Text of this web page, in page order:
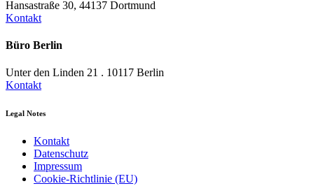
Hansastraße 30, 44137 Dortmund
Kontakt
Büro Berlin
Unter den Linden 21 . 10117 Berlin
Kontakt
Legal Notes
Kontakt
Datenschutz
Impressum
Cookie-Richtlinie (EU)